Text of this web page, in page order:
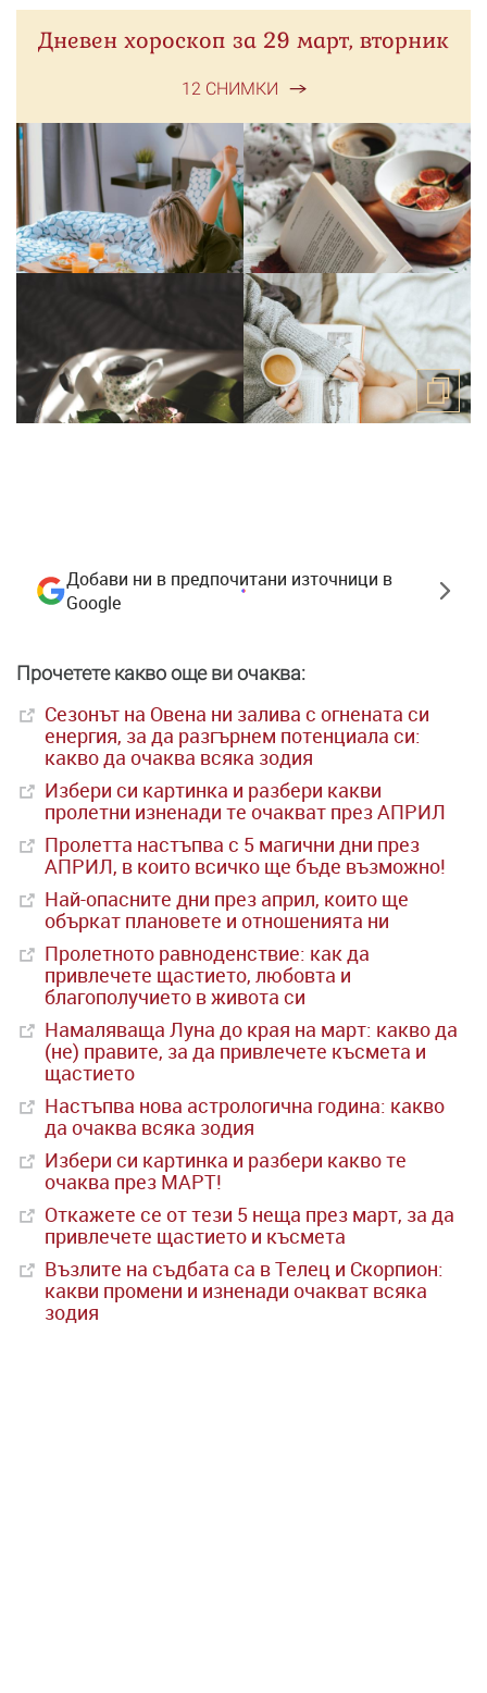
Дневен хороскоп за 29 март, вторник
12 СНИМКИ
Добави ни в предпочитани източници в
Google
Прочетете какво още ви очаква:
Сезонът на Овена ни залива с огнената си
енергия, за да разгърнем потенциала си:
какво да очаква всяка зодия
Избери си картинка и разбери какви
пролетни изненади те очакват през АПРИЛ
Пролетта настъпва с 5 магични дни през
АПРИЛ, в които всичко ще бъде възможно!
Най-опасните дни през април, които ще
объркат плановете и отношенията ни
Пролетното равноденствие: как да
привлечете щастието, любовта и
благополучието в живота си
Намаляваща Луна до края на март: какво да
(не) правите, за да привлечете късмета и
щастието
Настъпва нова астрологична година: какво
да очаква всяка зодия
Избери си картинка и разбери какво те
очаква през МАРТ!
Откажете се от тези 5 неща през март, за да
привлечете щастието и късмета
Възлите на съдбата са в Телец и Скорпион:
какви промени и изненади очакват всяка
зодия